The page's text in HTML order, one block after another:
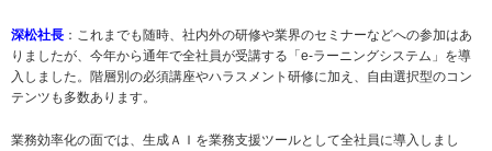
深松社長 ：これまでも随時、社内外の研修や業界のセミナーなどへの参加はあ
りましたが、今年から通年で全社員が受講する「e-ラーニングシステム」を導
入しました。階層別の必須講座やハラスメント研修に加え、自由選択型のコン
テンツも多数あります。
業務効率化の面では、生成ＡＩを業務支援ツールとして全社員に導入しまし